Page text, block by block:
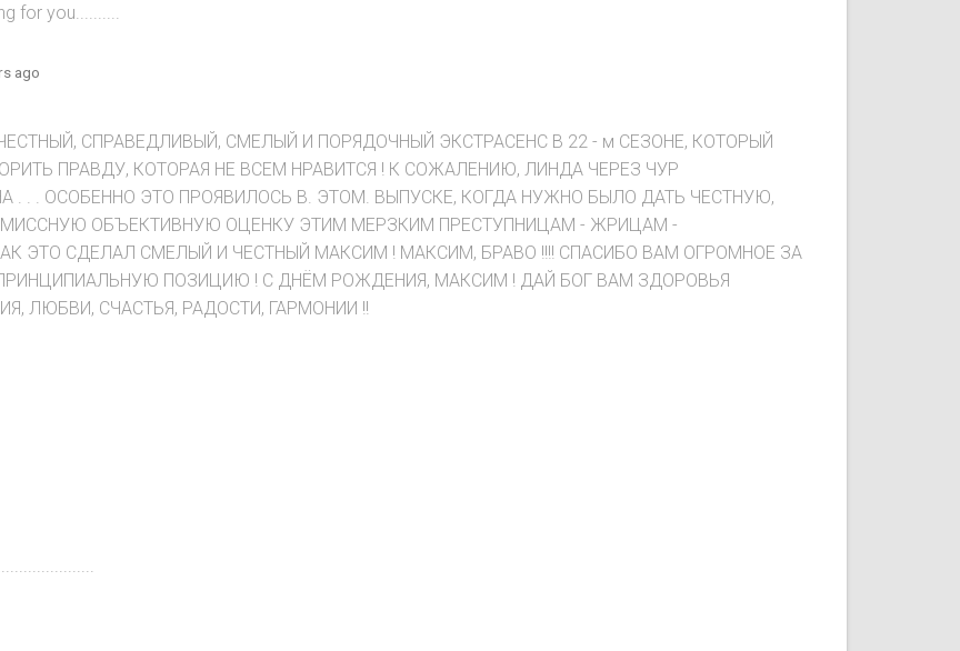
for you..........
ago
СПРАВЕДЛИВЫЙ, СМЕЛЫЙ И ПОРЯДОЧНЫЙ ЭКСТРАСЕНС В 22 - м СЕЗОНЕ, КОТОРЫЙ
ПРАВДУ, КОТОРАЯ НЕ ВСЕМ НРАВИТСЯ ! К СОЖАЛЕНИЮ, ЛИНДА ЧЕРЕЗ ЧУР
. . . ОСОБЕННО ЭТО ПРОЯВИЛОСЬ В. ЭТОМ. ВЫПУСКЕ, КОГДА НУЖНО БЫЛО ДАТЬ ЧЕСТНУЮ,
ОБЪЕКТИВНУЮ ОЦЕНКУ ЭТИМ МЕРЗКИМ ПРЕСТУПНИЦАМ - ЖРИЦАМ -
ЭТО СДЕЛАЛ СМЕЛЫЙ И ЧЕСТНЫЙ МАКСИМ ! МАКСИМ, БРАВО !!!! СПАСИБО ВАМ ОГРОМНОЕ ЗА
ПОЗИЦИЮ ! С ДНЁМ РОЖДЕНИЯ, МАКСИМ ! ДАЙ БОГ ВАМ ЗДОРОВЬЯ
ЛЮБВИ, СЧАСТЬЯ, РАДОСТИ, ГАРМОНИИ !!